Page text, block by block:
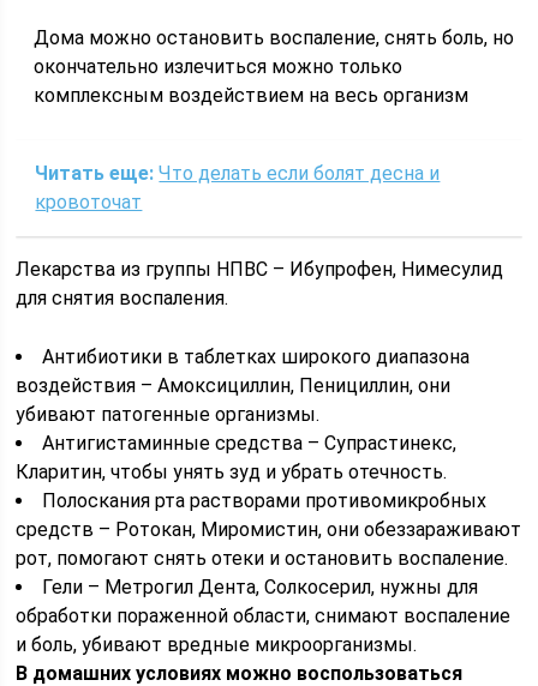
Дома можно остановить воспаление, снять боль, но
окончательно излечиться можно только
комплексным воздействием на весь организм
Читать еще: Что делать если болят десна и
кровоточат
Лекарства из группы НПВС – Ибупрофен, Нимесулид
для снятия воспаления.
Антибиотики в таблетках широкого диапазона
воздействия – Амоксициллин, Пенициллин, они
убивают патогенные организмы.
Антигистаминные средства – Супрастинекс,
Кларитин, чтобы унять зуд и убрать отечность.
Полоскания рта растворами противомикробных
средств – Ротокан, Миромистин, они обеззараживают
рот, помогают снять отеки и остановить воспаление.
Гели – Метрогил Дента, Солкосерил, нужны для
обработки пораженной области, снимают воспаление
и боль, убивают вредные микроорганизмы.
В домашних условиях можно воспользоваться